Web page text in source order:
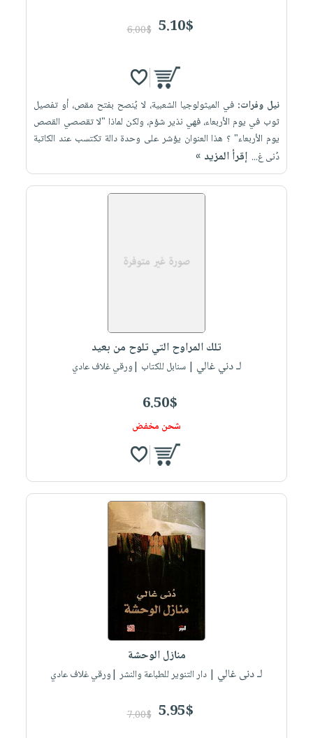
5.10$
6.00$
نيل وفرات:في الميثولوجيا الشعبية، لا يُنصح بفتح مقص، أو تفصيل
ثوب في يوم الأربعاء، فهي نذير شؤم، ولكن لماذا "لا تقصصي القصص
يوم الأربعاء" ؟ هذا العنوان يؤشر على وحدة دالة تكتسب عند الكاتبة
دُنى غ... إقرأ المزيد »
تلك المراوح التي تلوح من بعيد
لـ دني غالي | سنابل للكتاب |ورقي غلاف عادي
6.50$
شحن مخفض
منازل الوحشة
لـ دنى غالي | دار التنوير للطباعة والنشر |ورقي غلاف عادي
5.95$
7.00$